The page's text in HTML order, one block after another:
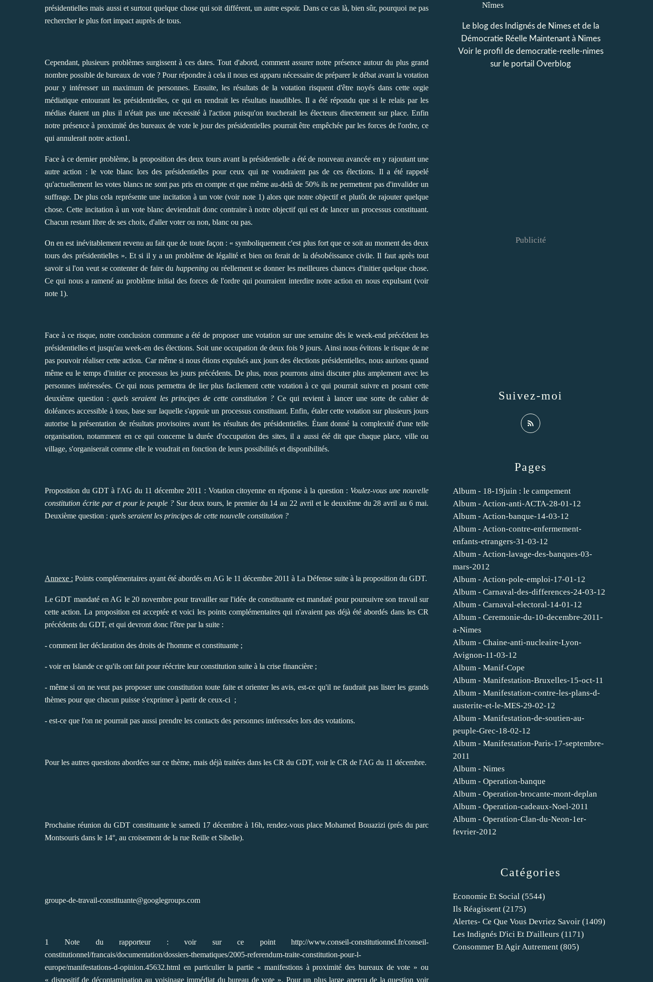
présidentielles mais aussi et surtout quelque chose qui soit différent, un autre espoir. Dans ce cas là, bien sûr, pourquoi ne pas
rechercher le plus fort impact auprès de tous.
Cependant, plusieurs problèmes surgissent à ces dates. Tout d'abord, comment assurer notre présence autour du plus grand
nombre possible de bureaux de vote ? Pour répondre à cela il nous est apparu nécessaire de préparer le débat avant la votation
pour y intéresser un maximum de personnes. Ensuite, les résultats de la votation risquent d'être noyés dans cette orgie
médiatique entourant les présidentielles, ce qui en rendrait les résultats inaudibles. Il a été répondu que si le relais par les
médias étaient un plus il n'était pas une nécessité à l'action puisqu'on toucherait les électeurs directement sur place. Enfin
notre présence à proximité des bureaux de vote le jour des présidentielles pourrait être empêchée par les forces de l'ordre, ce
qui annulerait notre action1 .
Face à ce dernier problème, la proposition des deux tours avant la présidentielle a été de nouveau avancée en y rajoutant une
autre action : le vote blanc lors des présidentielles pour ceux qui ne voudraient pas de ces élections. Il a été rappelé
qu'actuellement les votes blancs ne sont pas pris en compte et que même au-delà de 50% ils ne permettent pas d'invalider un
suffrage. De plus cela représente une incitation à un vote (voir note 1) alors que notre objectif et plutôt de rajouter quelque
chose. Cette incitation à un vote blanc deviendrait donc contraire à notre objectif qui est de lancer un processus constituant.
Chacun restant libre de ses choix, d'aller voter ou non, blanc ou pas.
On en est inévitablement revenu au fait que de toute façon : « symboliquement c'est plus fort que ce soit au moment des deux
tours des présidentielles ». Et si il y a un problème de légalité et bien on ferait de la désobéissance civile. Il faut après tout
savoir si l'on veut se contenter de faire du happening ou réellement se donner les meilleures chances d'initier quelque chose.
Ce qui nous a ramené au problème initial des forces de l'ordre qui pourraient interdire notre action en nous expulsant (voir
note 1).
Face à ce risque, notre conclusion commune a été de proposer une votation sur une semaine dès le week-end précédent les
présidentielles et jusqu'au week-en des élections. Soit une occupation de deux fois 9 jours. Ainsi nous évitons le risque de ne
pas pouvoir réaliser cette action. Car même si nous étions expulsés aux jours des élections présidentielles, nous aurions quand
même eu le temps d'initier ce processus les jours précédents. De plus, nous pourrons ainsi discuter plus amplement avec les
personnes intéressées. Ce qui nous permettra de lier plus facilement cette votation à ce qui pourrait suivre en posant cette
deuxième question : quels seraient les principes de cette constitution ? Ce qui revient à lancer une sorte de cahier de
doléances accessible à tous, base sur laquelle s'appuie un processus constituant. Enfin, étaler cette votation sur plusieurs jours
autorise la présentation de résultats provisoires avant les résultats des présidentielles. Étant donné la complexité d'une telle
organisation, notamment en ce qui concerne la durée d'occupation des sites, il a aussi été dit que chaque place, ville ou
village, s'organiserait comme elle le voudrait en fonction de leurs possibilités et disponibilités.
Proposition du GDT à l'AG du 11 décembre 2011 : Votation citoyenne en réponse à la question : Voulez-vous une nouvelle
constitution écrite par et pour le peuple ? Sur deux tours, le premier du 14 au 22 avril et le deuxième du 28 avril au 6 mai.
Deuxième question : quels seraient les principes de cette nouvelle constitution ?
Annexe : Points complémentaires ayant été abordés en AG le 11 décembre 2011 à La Défense suite à la proposition du GDT.
Le GDT mandaté en AG le 20 novembre pour travailler sur l'idée de constituante est mandaté pour poursuivre son travail sur
cette action. La proposition est acceptée et voici les points complémentaires qui n'avaient pas déjà été abordés dans les CR
précédents du GDT, et qui devront donc l'être par la suite :
- comment lier déclaration des droits de l'homme et constituante ;
- voir en Islande ce qu'ils ont fait pour réécrire leur constitution suite à la crise financière ;
- même si on ne veut pas proposer une constitution toute faite et orienter les avis, est-ce qu'il ne faudrait pas lister les grands
thèmes pour que chacun puisse s'exprimer à partir de ceux-ci ;
- est-ce que l'on ne pourrait pas aussi prendre les contacts des personnes intéressées lors des votations.
Pour les autres questions abordées sur ce thème, mais déjà traitées dans les CR du GDT, voir le CR de l'AG du 11 décembre.
Prochaine réunion du GDT constituante le samedi 17 décembre à 16h, rendez-vous place Mohamed Bouazizi (prés du parc
Montsouris dans le 14°, au croisement de la rue Reille et Sibelle).
groupe-de-travail-constituante@googlegroups.com
1 Note du rapporteur : voir sur ce point
http://www.conseil-constitutionnel.fr/conseil-
constitutionnel/francais/documentation/dossiers-thematiques/2005-referendum-traite-constitution-pour-l-
europe/manifestations-d-opinion.45632.html en particulier la partie « manifestions à proximité des bureaux de vote » ou
« dispositif de décontamination au voisinage immédiat du bureau de vote ». Pour un plus large aperçu de la question voir
Catégories
Economie Et Social (5544)
Ils Réagissent (2175)
Alertes- Ce Que Vous Devriez Savoir (1409)
Les Indignés D'ici Et D'ailleurs (1171)
Consommer Et Agir Autrement (805)
Pages
Album - 18-19juin : le campement
Album - Action-anti-ACTA-28-01-12
Album - Action-banque-14-03-12
Album - Action-contre-enfermement-
enfants-etrangers-31-03-12
Album - Action-lavage-des-banques-03-
mars-2012
Album - Action-pole-emploi-17-01-12
Album - Carnaval-des-differences-24-03-12
Album - Carnaval-electoral-14-01-12
Album - Ceremonie-du-10-decembre-2011-
a-Nimes
Album - Chaine-anti-nucleaire-Lyon-
Avignon-11-03-12
Album - Manif-Cope
Album - Manifestation-Bruxelles-15-oct-11
Album - Manifestation-contre-les-plans-d-
austerite-et-le-MES-29-02-12
Album - Manifestation-de-soutien-au-
peuple-Grec-18-02-12
Album - Manifestation-Paris-17-septembre-
2011
Album - Nimes
Album - Operation-banque
Album - Operation-brocante-mont-deplan
Album - Operation-cadeaux-Noel-2011
Album - Operation-Clan-du-Neon-1er-
fevrier-2012
Le blog des Indignés de Nimes et de la
Démocratie Réelle Maintenant à Nimes
Voir le profil de democratie-reelle-nimes
sur le portail Overblog
Suivez-moi
Publicité